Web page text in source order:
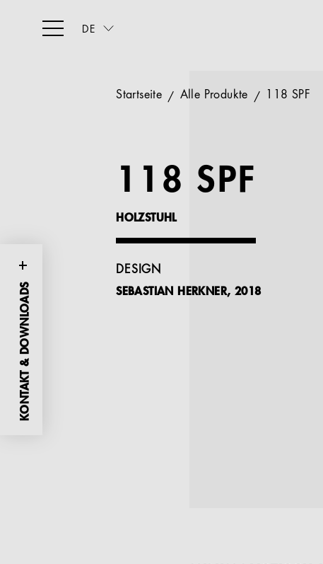
DE
KONTAKT & DOWNLOADS
Startseite Alle Produkte 118 SPF
118 SPF
HOLZSTUHL
DESIGN
SEBASTIAN HERKNER, 2018